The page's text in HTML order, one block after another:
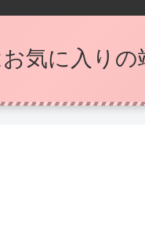
気に入りの